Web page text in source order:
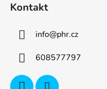
Kontakt
info@phr.cz
608577797